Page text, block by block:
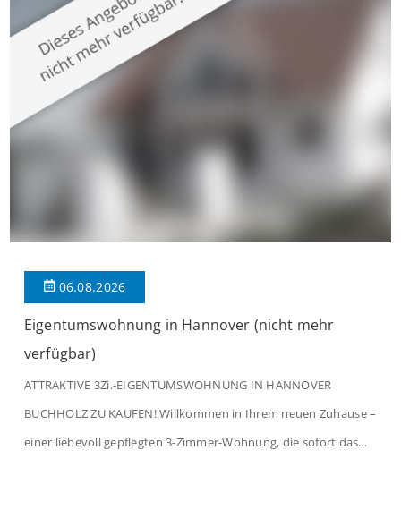
großzügige Räume und eine hochwertige Ausstattung, die
modernen Wohnkomfort mit einem stilvollen Ambiente
verbindet. Der […]
06.08.2026
Eigentumswohnung in Hannover (nicht mehr
verfügbar)
ATTRAKTIVE 3Zi.-EIGENTUMSWOHNUNG IN HANNOVER
BUCHHOLZ ZU KAUFEN! Willkommen in Ihrem neuen Zuhause –
einer liebevoll gepflegten 3-Zimmer-Wohnung, die sofort das